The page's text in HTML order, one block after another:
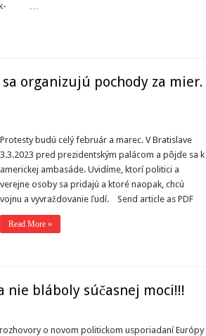
tlak- …
organizujú pochody za mier.
Protesty budú celý február a marec. V Bratislave
3.3.2023 pred prezidentským palácom a pôjde sa k
americkej ambasáde. Uvidíme, ktorí politici a
verejne osoby sa pridajú a ktoré naopak, chcú
vojnu a vyvraždovanie ľudí. Send article as PDF
Read More »
nie bláboly súčasnej moci!!!
o novom politickom usporiadaní Európy